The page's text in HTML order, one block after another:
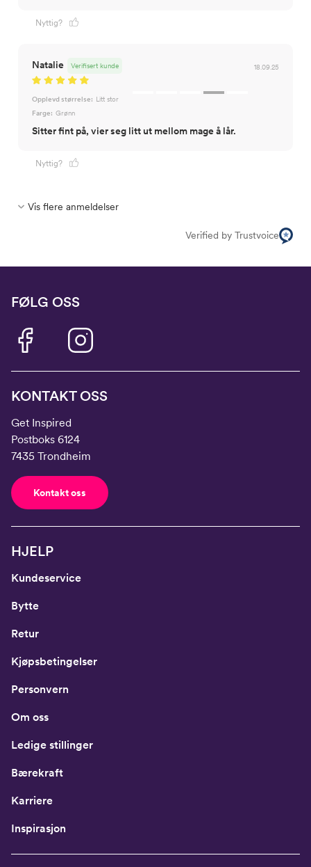
Nyttig?
Natalie 18.09.25
Verifisert kunde
Opplevd størrelse: Litt stor
Farge: Grønn
Sitter fint på, vier seg litt ut mellom mage å lår.
Nyttig?
Vis flere anmeldelser
Verified by Trustvoice
FØLG OSS
KONTAKT OSS
Get Inspired
Postboks 6124
7435 Trondheim
Kontakt oss
HJELP
Kundeservice
Bytte
Retur
Kjøpsbetingelser
Personvern
Om oss
Ledige stillinger
Bærekraft
Karriere
Inspirasjon